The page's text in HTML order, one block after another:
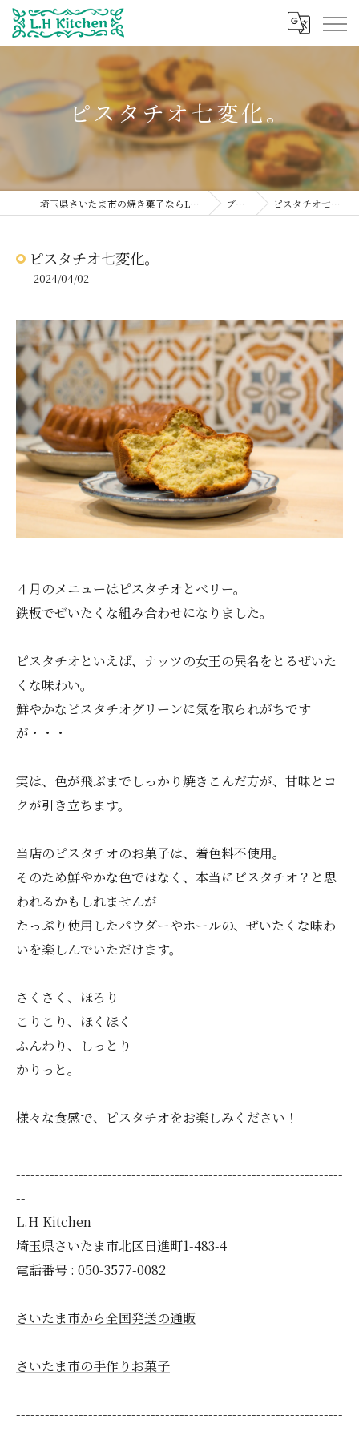
ピスタチオ七変化。
埼玉県さいたま市の焼き菓子ならL.H Kitchen ブログ ピスタチオ七変化。
ピスタチオ七変化。
2024/04/02
４月のメニューはピスタチオとベリー。
鉄板でぜいたくな組み合わせになりました。
ピスタチオといえば、ナッツの女王の異名をとるぜいた
くな味わい。
鮮やかなピスタチオグリーンに気を取られがちです
が・・・
実は、色が飛ぶまでしっかり焼きこんだ方が、甘味とコ
クが引き立ちます。
当店のピスタチオのお菓子は、着色料不使用。
そのため鮮やかな色ではなく、本当にピスタチオ？と思
われるかもしれませんが
たっぷり使用したパウダーやホールの、ぜいたくな味わ
いを楽しんでいただけます。
さくさく、ほろり
こりこり、ほくほく
ふんわり、しっとり
かりっと。
様々な食感で、ピスタチオをお楽しみください！
--------------------------------------------------------------------
--
L.H Kitchen
埼玉県さいたま市北区日進町1-483-4
電話番号 : 050-3577-0082
さいたま市から全国発送の通販
さいたま市の手作りお菓子
--------------------------------------------------------------------